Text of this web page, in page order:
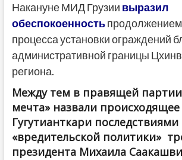
Накануне МИД Грузии выразил
обеспокоенностьпродолжением
процесса установки ограждений
административной границы
региона.
Между тем в правящей партии
мечта» назвали происходящее
Гугутианткари последствиями
«вредительской политики»
президента Михаила